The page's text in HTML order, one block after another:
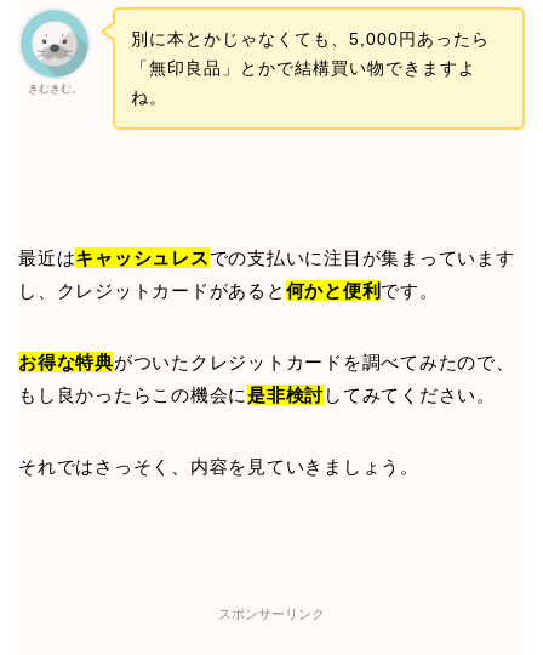
きむきむ。
別に本とかじゃなくても、5,000円あったら
「無印良品」とかで結構買い物できますよ
ね。
最近はキャッシュレスでの支払いに注目が集まっています
し、クレジットカードがあると 何かと便利 です。
お得な特典がついたクレジットカードを調べてみたので、
もし良かったらこの機会に是非検討してみてください。
それではさっそく、内容を見ていきましょう。
スポンサーリンク